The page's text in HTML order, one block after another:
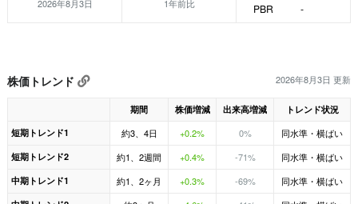
2026年8月3日 1年前比
PBR
-
株価トレンド 2026年8月3日 更新
期間 株価増減 出来高増減
トレンド状況
短期トレンド1
約3、4日 +0.2% 0% 同水準・横ばい
短期トレンド2 約1、2週間 +0.4% -71% 同水準・横ばい
中期トレンド1 約1、2ヶ月 +0.3% -69% 同水準・横ばい